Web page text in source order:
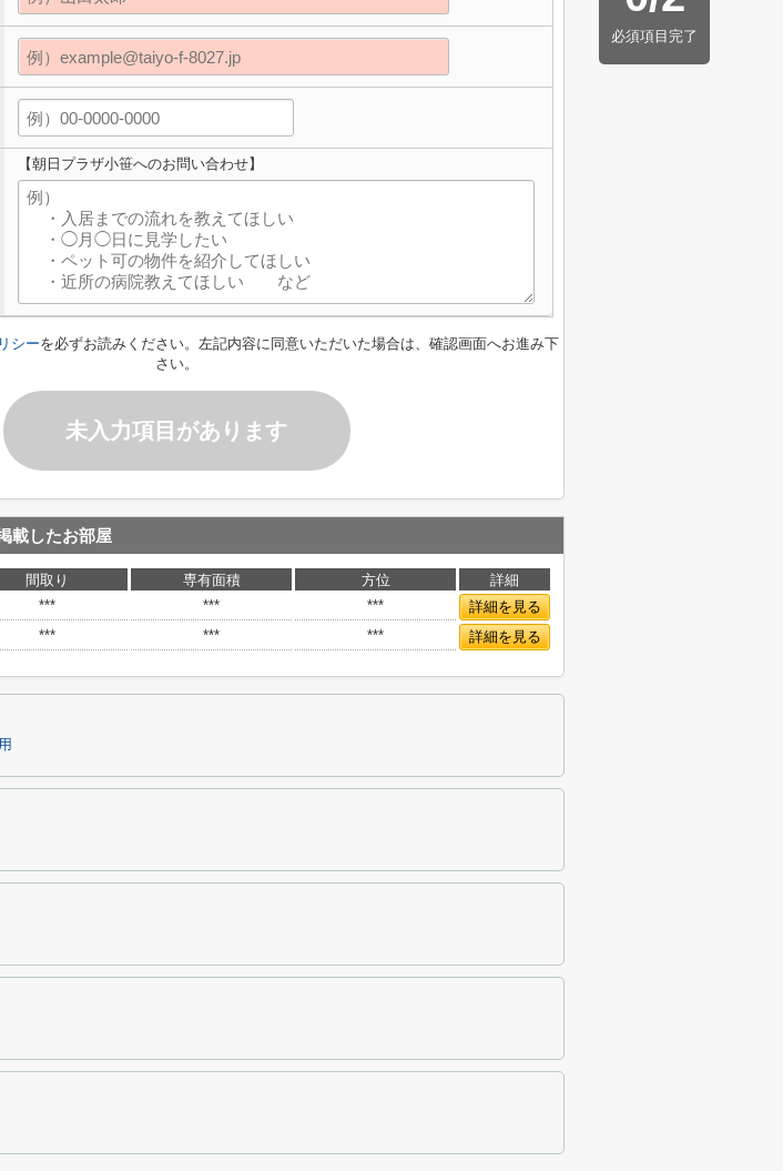
必須項目完了
【朝日プラザ小笹へのお問い合わせ】
シーを必ずお読みください。左記内容に同意いただいた場合は、確認画面へお進み下
さい。
未入力項目があります
載したお部屋
間取り 専有面積 方位
詳細
*** *** ***
詳細を見る
*** *** *** 詳細を見る